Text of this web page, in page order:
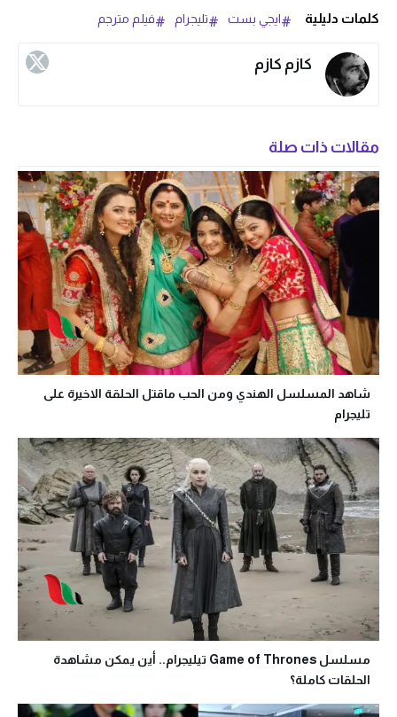
كلمات دليلية ايجي بست تليجرام فيلم مترجم
كازم كازم
مقالات ذات صلة
شاهد المسلسل الهندي ومن الحب ماقتل الحلقة الاخيرة على
تليجرام
مسلسل Game of Thrones تيليجرام.. أين يمكن مشاهدة
الحلقات كاملة؟